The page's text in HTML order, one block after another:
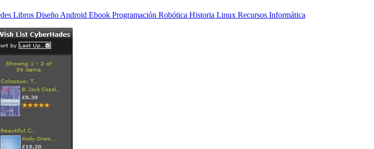
Libros Diseño Android Ebook Programación Robótica Historia Linux Recursos Informática